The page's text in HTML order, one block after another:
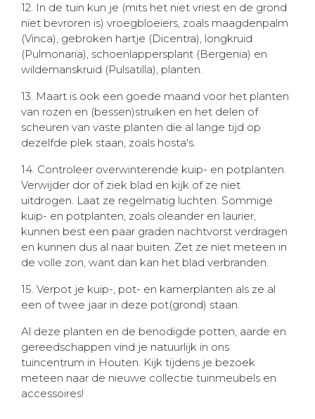
12. In de tuin kun je (mits het niet vriest en de grond
niet bevroren is) vroegbloeiers, zoals maagdenpalm
(Vinca), gebroken hartje (Dicentra), longkruid
(Pulmonaria), schoenlappersplant (Bergenia) en
wildemanskruid (Pulsatilla), planten.
13. Maart is ook een goede maand voor het planten
van rozen en (bessen)struiken en het delen of
scheuren van vaste planten die al lange tijd op
dezelfde plek staan, zoals hosta's.
14. Controleer overwinterende kuip- en potplanten.
Verwijder dor of ziek blad en kijk of ze niet
uitdrogen. Laat ze regelmatig luchten. Sommige
kuip- en potplanten, zoals oleander en laurier,
kunnen best een paar graden nachtvorst verdragen
en kunnen dus al naar buiten. Zet ze niet meteen in
de volle zon, want dan kan het blad verbranden.
15. Verpot je kuip-, pot- en kamerplanten als ze al
een of twee jaar in deze pot(grond) staan.
Al deze planten en de benodigde potten, aarde en
gereedschappen vind je natuurlijk in ons
tuincentrum in Houten. Kijk tijdens je bezoek
meteen naar de nieuwe collectie tuinmeubels en
accessoires!